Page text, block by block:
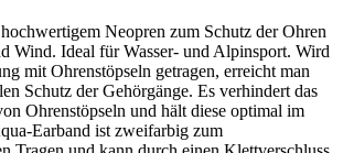
Neopren zum Schutz der Ohren
Wind. Ideal für Wasser- und Alpinsport. Wird
mit Ohrenstöpseln getragen, erreicht man
Schutz der Gehörgänge. Es verhindert das
Ohrenstöpseln und hält diese optimal im
Earband ist zweifarbig zum